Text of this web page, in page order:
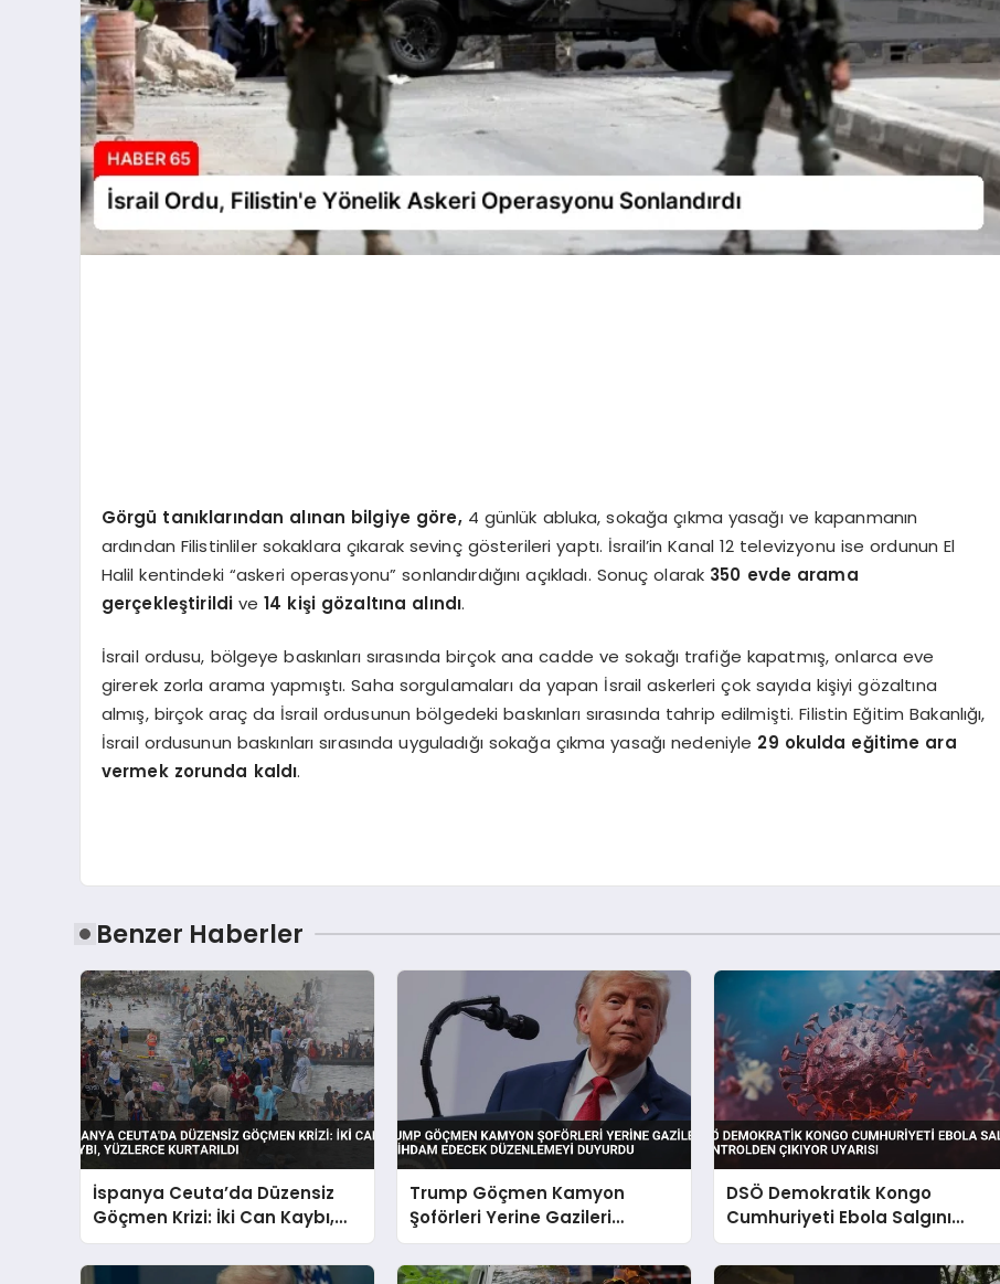
Görgü tanıklarından alınan bilgiye göre,4 günlük abluka, sokağa çıkma yasağı ve kapanmanın
ardından Filistinliler sokaklara çıkarak sevinç gösterileri yaptı. İsrail’in Kanal 12 televizyonu ise ordunun El
Halil kentindeki “askeri operasyonu” sonlandırdığını açıkladı. Sonuç olarak 350 evde arama
gerçekleştirildi ve14 kişi gözaltına alındı.
İsrail ordusu, bölgeye baskınları sırasında birçok ana cadde ve sokağı trafiğe kapatmış, onlarca eve
girerek zorla arama yapmıştı. Saha sorgulamaları da yapan İsrail askerleri çok sayıda kişiyi gözaltına
almış, birçok araç da İsrail ordusunun bölgedeki baskınları sırasında tahrip edilmişti. Filistin Eğitim Bakanlığı,
İsrail ordusunun baskınları sırasında uyguladığı sokağa çıkma yasağı nedeniyle 29 okulda eğitime ara
vermek zorunda kaldı.
Benzer Haberler
İspanya Ceuta’da Düzensiz
Göçmen Krizi: İki Can Kaybı,
Yüzlerce Kurtarıldı
Trump Göçmen Kamyon
Şoförleri Yerine Gazileri
İstihdam Edecek Düzenlemeyi
Duyurdu
DSÖ Demokratik Kongo
Cumhuriyeti Ebola Salgını
Kontrolden Çıkıyor Uyarısı